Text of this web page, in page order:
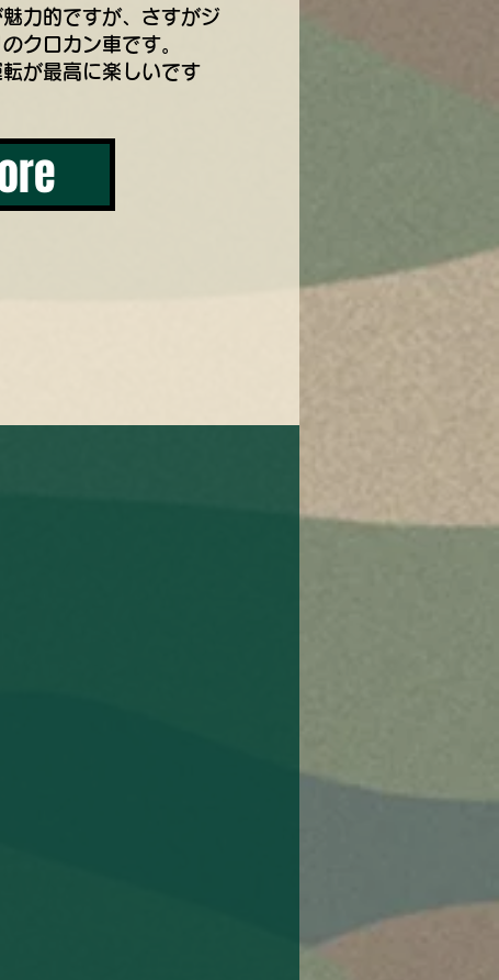
力的ですが、さすがジ
クロカン車です。
が最高に楽しいです